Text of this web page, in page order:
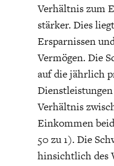
Verhältnis zum
stärker. Dies
Ersparnissen
Vermögen. Die
auf die jährlich
Verhältnis
Einkommen
50 zu 1). Die
hinsichtlich des